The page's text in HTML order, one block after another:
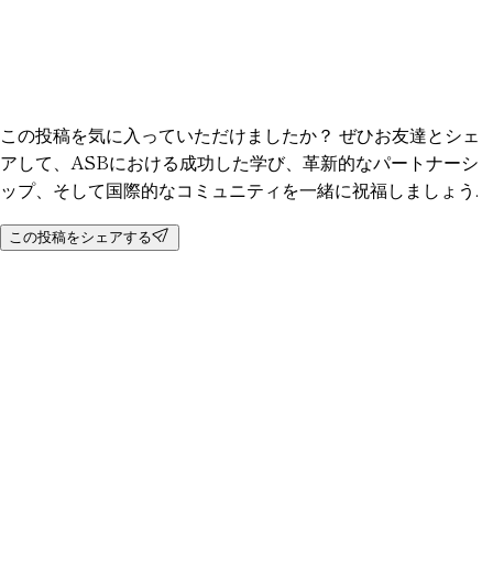
この投稿を気に入っていただけましたか？ ぜひお友達とシェ
アして、ASBにおける成功した学び、革新的なパートナーシ
ップ、そして国際的なコミュニティを一緒に祝福しましょう.
この投稿をシェアする